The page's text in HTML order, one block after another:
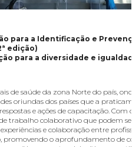
para a Identificação e
edição)
para a diversidade e
de saúde da zona Norte do país,
oriundas dos países que a praticam
e ações de capacitação. Com os
trabalho colaborativo que podem
e colaboração entre
promovendo o aprofundamento de